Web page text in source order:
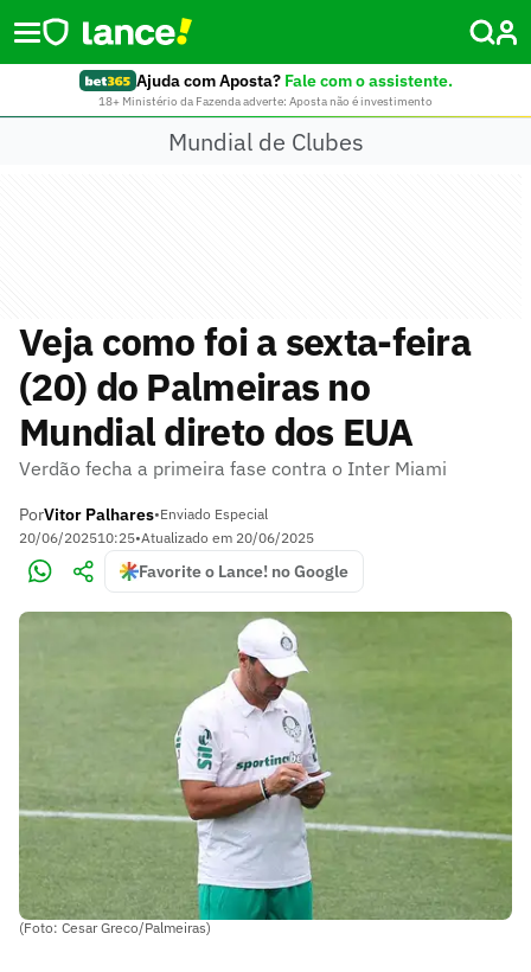
Ajuda com Aposta? Fale com o assistente.
18+ Ministério da Fazenda adverte: Aposta não é investimento
Mundial de Clubes
Veja como foi a sexta-feira
(20) do Palmeiras no
Mundial direto dos EUA
Verdão fecha a primeira fase contra o Inter Miami
PorVitor Palhares•Enviado Especial
20/06/202510:25•Atualizado em 20/06/2025
Favorite o Lance! no Google
(Foto: Cesar Greco/Palmeiras)